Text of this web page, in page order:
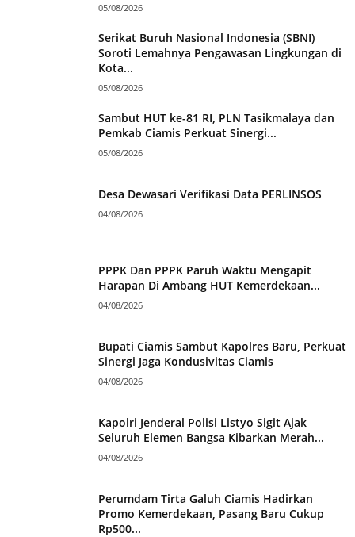
05/08/2026
Serikat Buruh Nasional Indonesia (SBNI)
Soroti Lemahnya Pengawasan Lingkungan di
Kota...
05/08/2026
Sambut HUT ke-81 RI, PLN Tasikmalaya dan
Pemkab Ciamis Perkuat Sinergi...
05/08/2026
Desa Dewasari Verifikasi Data PERLINSOS
04/08/2026
PPPK Dan PPPK Paruh Waktu Mengapit
Harapan Di Ambang HUT Kemerdekaan...
04/08/2026
Bupati Ciamis Sambut Kapolres Baru, Perkuat
Sinergi Jaga Kondusivitas Ciamis
04/08/2026
Kapolri Jenderal Polisi Listyo Sigit Ajak
Seluruh Elemen Bangsa Kibarkan Merah...
04/08/2026
Perumdam Tirta Galuh Ciamis Hadirkan
Promo Kemerdekaan, Pasang Baru Cukup
Rp500...